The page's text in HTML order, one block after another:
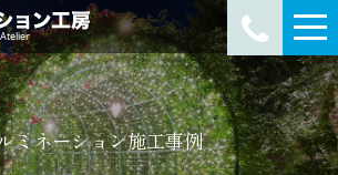
ミネーション施工事例